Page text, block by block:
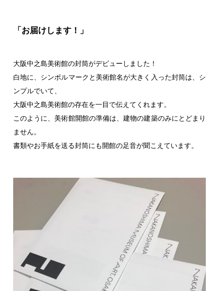
「お届けします！」
大阪中之島美術館の封筒がデビューしました！
白地に、シンボルマークと美術館名が大きく入った封筒は、シ
ンプルでいて、
大阪中之島美術館の存在を一目で伝えてくれます。
このように、美術館開館の準備は、建物の建築のみにとどまり
ません。
書類やお手紙を送る封筒にも開館の足音が聞こえています。